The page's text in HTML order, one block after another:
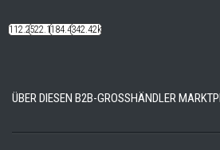
112.22k522.14k184.48k342.42k
ÜBER DIESEN B2B-GROSSHÄNDLER